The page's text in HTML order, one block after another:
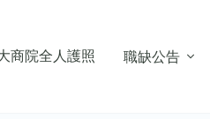
商院全人護照 職缺公告